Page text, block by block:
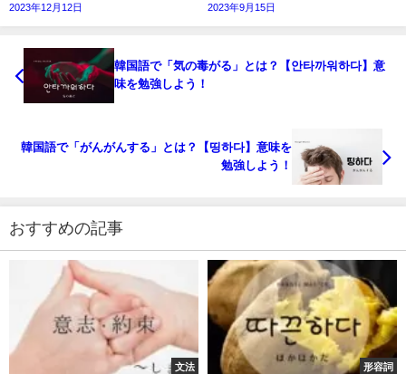
2023年12月12日 2023年9月15日
韓国語で「気の毒がる」とは？【안타까워하다】意
味を勉強しよう！
韓国語で「がんがんする」とは？【띵하다】意味を
勉強しよう！
おすすめの記事
文法 形容詞